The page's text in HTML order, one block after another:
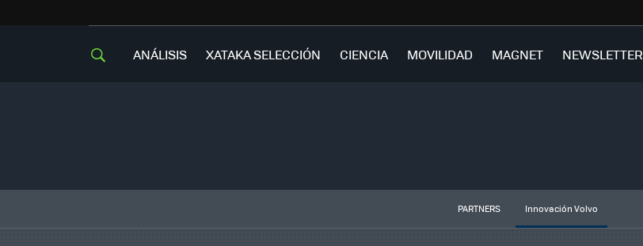
ANÁLISIS XATAKA SELECCIÓN CIENCIA MOVILIDAD MAGNET NEWSLETTER
PARTNERS Innovación Volvo